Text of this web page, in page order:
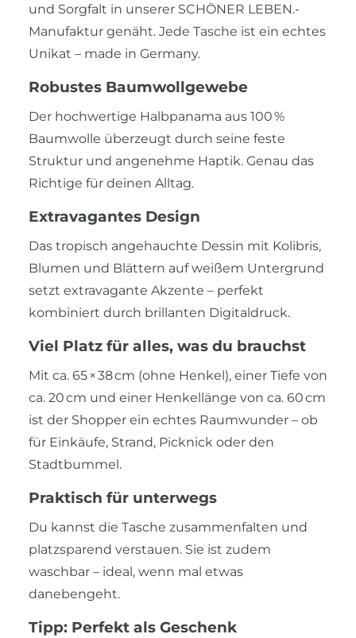
und Sorgfalt in unserer SCHÖNER LEBEN.-
Manufaktur genäht. Jede Tasche ist ein echtes
Unikat – made in Germany.
Robustes Baumwollgewebe
Der hochwertige Halbpanama aus 100 %
Baumwolle überzeugt durch seine feste
Struktur und angenehme Haptik. Genau das
Richtige für deinen Alltag.
Extravagantes Design
Das tropisch angehauchte Dessin mit Kolibris,
Blumen und Blättern auf weißem Untergrund
setzt extravagante Akzente – perfekt
kombiniert durch brillanten Digitaldruck.
Viel Platz für alles, was du brauchst
Mit ca. 65 × 38 cm (ohne Henkel), einer Tiefe von
ca. 20 cm und einer Henkellänge von ca. 60 cm
ist der Shopper ein echtes Raumwunder – ob
für Einkäufe, Strand, Picknick oder den
Stadtbummel.
Praktisch für unterwegs
Du kannst die Tasche zusammenfalten und
platzsparend verstauen. Sie ist zudem
waschbar – ideal, wenn mal etwas
danebengeht.
Tipp: Perfekt als Geschenk